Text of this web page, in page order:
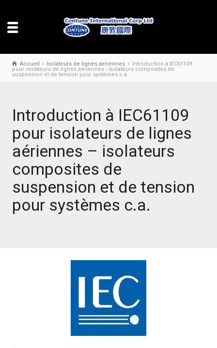
Accueil Isolateurs de lignes aeriennes
Introduction à IEC61109
pour isolateurs de lignes aériennes - isolateurs composites de
suspension et de tension pour systèmes c.a.
Introduction à IEC61109
pour isolateurs de lignes
aériennes – isolateurs
composites de
suspension et de tension
pour systèmes c.a.